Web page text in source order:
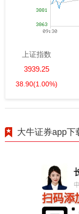
上证指数
3939.25
38.90(1.00%)
大牛证券app下